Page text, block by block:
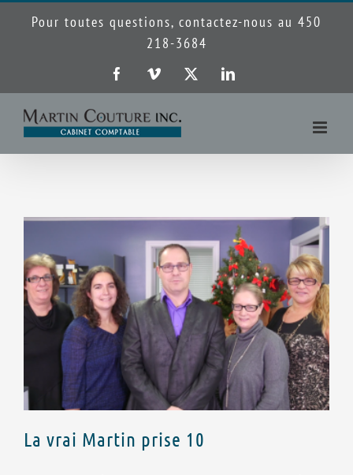
Pour toutes questions, contactez-nous au 450
218-3684
FacebookVimeo LinkedIn
La vrai Martin prise 10